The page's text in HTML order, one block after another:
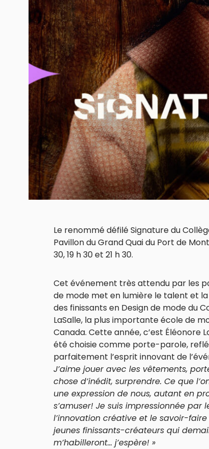
Le renommé défilé Signature du
Pavillon du Grand Quai du Port de
30, 19 h 30 et 21 h 30.
Cet événement très attendu par les
de mode met en lumière le talent et
des finissants en Design de mode du
LaSalle, la plus importante école de
Canada. Cette année, c’est Éléonore
été choisie comme porte-parole,
parfaitement l’esprit innovant de
J’aime jouer avec les vêtements,
chose d’inédit, surprendre. Ce que
une expression de nous, autant en
s’amuser! Je suis impressionnée par
l’innovation créative et le savoir-
jeunes finissants-créateurs qui
m’habilleront… j’espère! »